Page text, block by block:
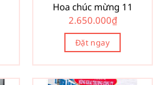
Hoa chúc mừng 11
2.650.000₫
Đặt ngay